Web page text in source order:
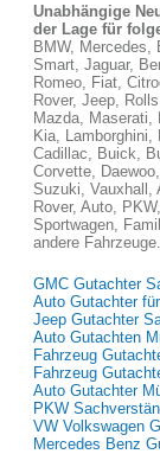
Unabhängige
der Lage für
BMW, Mercedes,
Smart, Jaguar,
Romeo, Fiat,
Rover, Jeep,
Mazda, Maserati,
Kia,
Cadillac, Buick,
Corvette,
Suzuki, Vauxhall,
Rover, Auto,
Sportwagen,
andere Fahrzeuge.
GMC Gutachter
Auto Gutachter
Jeep Gutachter
Auto Gutachten
Fahrzeug
Fahrzeug
Auto Gutachter
PKW
VW Volkswagen
Mercedes Benz